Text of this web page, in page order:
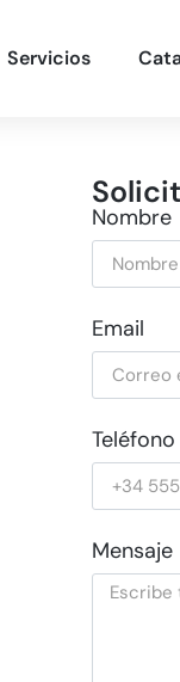
Servicios
Nombre
Email
Teléfono
Mensaje